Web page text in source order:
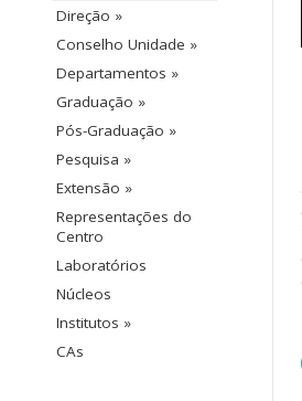
Direção »
Conselho Unidade »
Departamentos »
Graduação »
Pós-Graduação »
Pesquisa »
Extensão »
Representações do
Centro
Laboratórios
Núcleos
Institutos »
CAs